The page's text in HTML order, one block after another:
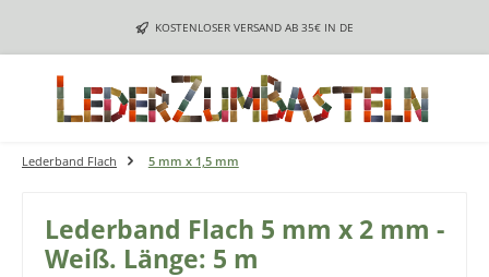
Zum Hauptinhalt springenKOSTENLOSER VERSAND AB 35€ IN DE
Lederband Flach 5 mm x 1,5 mm
Lederband Flach 5 mm x 2 mm -
Weiß. Länge: 5 m